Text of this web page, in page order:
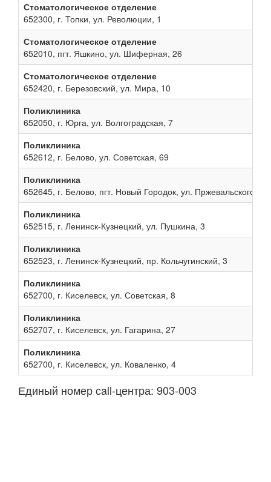
Стоматологическое отделение
652300, г. Топки, ул. Революции, 1
Стоматологическое отделение
652010, пгт. Яшкино, ул. Шиферная, 26
Стоматологическое отделение
652420, г. Березовский, ул. Мира, 10
Поликлиника
652050, г. Юрга, ул. Волгоградская, 7
Поликлиника
652612, г. Белово, ул. Советская, 69
Поликлиника
652645, г. Белово, пгт. Новый Городок, ул. Пржевальского, 13
Поликлиника
652515, г. Ленинск-Кузнецкий, ул. Пушкина, 3
Поликлиника
652523, г. Ленинск-Кузнецкий, пр. Кольчугинский, 3
Поликлиника
652700, г. Киселевск, ул. Советская, 8
Поликлиника
652707, г. Киселевск, ул. Гагарина, 27
Поликлиника
652700, г. Киселевск, ул. Коваленко, 4
Единый номер сall-центра: 903-003